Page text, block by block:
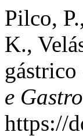
Pilco,
K.,
e
https://